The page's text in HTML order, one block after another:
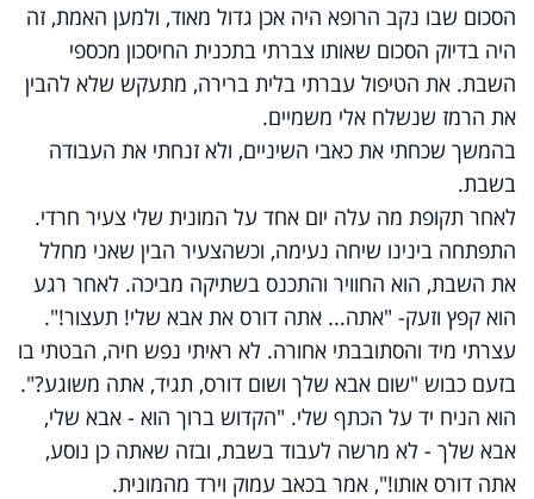
הסכום שבו נקב הרופא היה אכן גדול מאוד, ולמען האמת, זה
היה בדיוק הסכום שאותו צברתי בתכנית החיסכון מכספי
השבת. את הטיפול עברתי בלית ברירה, מתעקש שלא להבין
את הרמז שנשלח אלי משמיים.
בהמשך שכחתי את כאבי השיניים, ולא זנחתי את העבודה
בשבת.
לאחר תקופת מה עלה יום אחד על המונית שלי צעיר חרדי.
התפתחה בינינו שיחה נעימה, וכשהצעיר הבין שאני מחלל
את השבת, הוא החוויר והתכנס בשתיקה מביכה. לאחר רגע
הוא קפץ וזעק- "אתה... אתה דורס את אבא שלי! תעצור!".
עצרתי מיד והסתובבתי אחורה. לא ראיתי נפש חיה, הבטתי בו
בזעם כבוש "שום אבא שלך ושום דורס, תגיד, אתה משוגע?".
הוא הניח יד על הכתף שלי. "הקדוש ברוך הוא - אבא שלי,
אבא שלך - לא מרשה לעבוד בשבת, ובזה שאתה כן נוסע,
אתה דורס אותו!", אמר בכאב עמוק וירד מהמונית.